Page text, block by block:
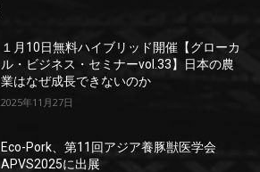
１月10日無料ハイブリッド開催【グローカ
ル・ビジネス・セミナーvol.33】日本の農
業はなぜ成長できないのか
2025年11月27日
Eco-Pork、第11回アジア養豚獣医学会
APVS2025に出展